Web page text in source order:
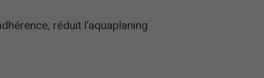
réduit l’aquaplaning